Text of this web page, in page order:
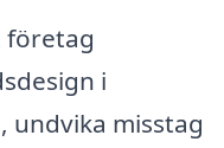
företag
i
undvika misstag